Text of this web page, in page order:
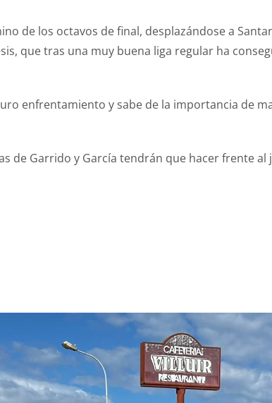
de los octavos de final, desplazándose a
que tras una muy buena liga regular ha
enfrentamiento y sabe de la importancia de
de Garrido y García tendrán que hacer frente